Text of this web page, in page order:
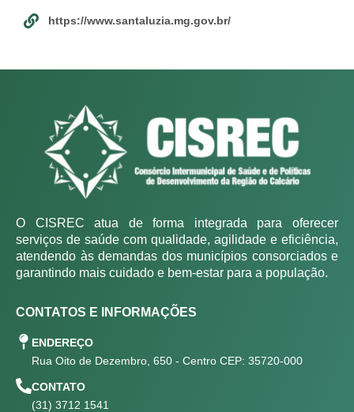
https://www.santaluzia.mg.gov.br/
O CISREC atua de forma integrada para oferecer
serviços de saúde com qualidade, agilidade e eficiência,
atendendo às demandas dos municípios consorciados e
garantindo mais cuidado e bem-estar para a população.
CONTATOS E INFORMAÇÕES
ENDEREÇO
Rua Oito de Dezembro, 650 - Centro CEP: 35720-000
CONTATO
(31) 3712 1541